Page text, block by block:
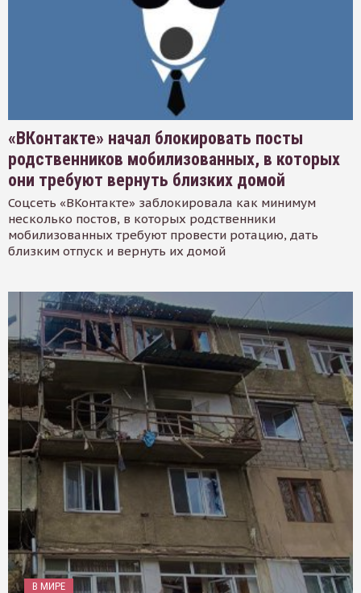
«ВКонтакте» начал блокировать посты
родственников мобилизованных, в которых
они требуют вернуть близких домой
Соцсеть «ВКонтакте» заблокировала как минимум
несколько постов, в которых родственники
мобилизованных требуют провести ротацию, дать
близким отпуск и вернуть их домой
В МИРЕ